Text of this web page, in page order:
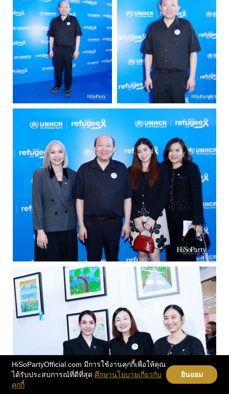
HiSoPartyOfficial.com มีการใช้งานคุกกี้เพื่อให้คุณ
ได้รับประสบการณ์ที่ดีที่สุด ศึกษานโยบายเกี่ยวกับ
คุกกี้
ยินยอม